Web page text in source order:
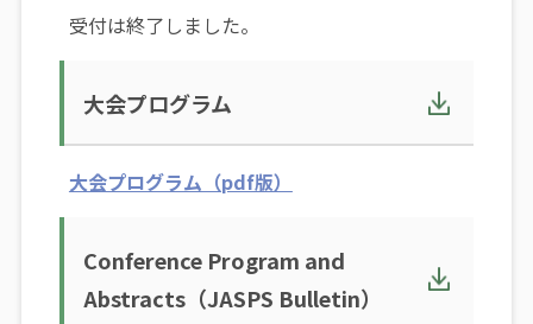
受付は終了しました。
大会プログラム
大会プログラム（pdf版）
Conference Program and
Abstracts（JASPS Bulletin）